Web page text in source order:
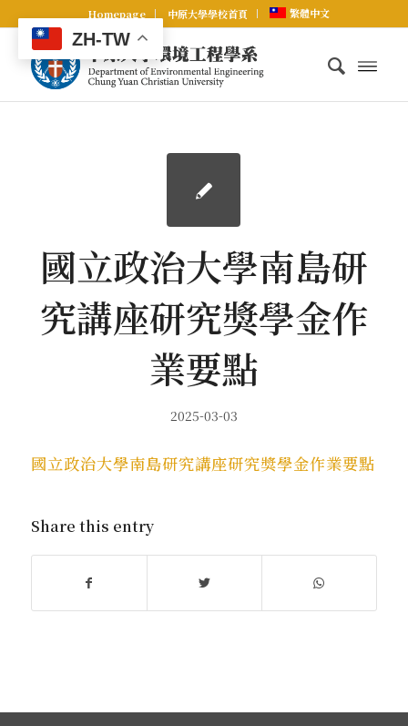
Homepage 中原大學學校首頁 繁體中文
國立政治大學南島研
究講座研究獎學金作
業要點
2025-03-03
國立政治大學南島研究講座研究獎學金作業要點
Share this entry
ZH-TW